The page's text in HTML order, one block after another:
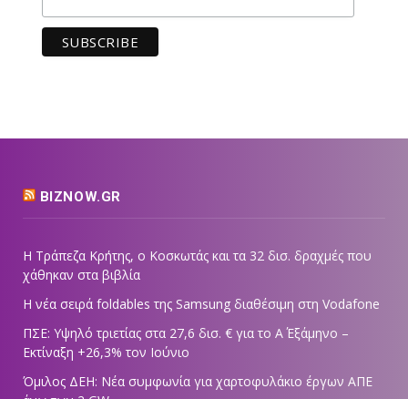
BIZNOW.GR
Η Τράπεζα Κρήτης, ο Κοσκωτάς και τα 32 δισ. δραχμές που
χάθηκαν στα βιβλία
Η νέα σειρά foldables της Samsung διαθέσιμη στη Vodafone
ΠΣΕ: Υψηλό τριετίας στα 27,6 δισ. € για το Α΄ Εξάμηνο –
Εκτίναξη +26,3% τον Ιούνιο
Όμιλος ΔΕΗ: Νέα συμφωνία για χαρτοφυλάκιο έργων ΑΠΕ